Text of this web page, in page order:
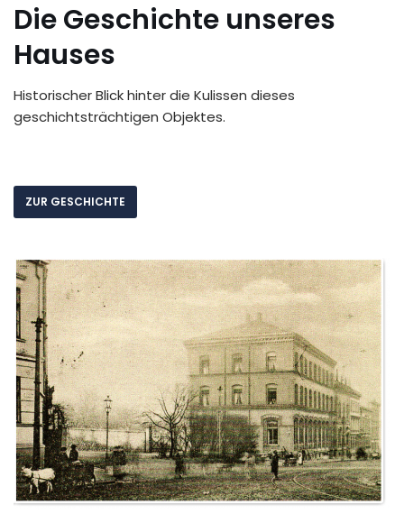
Die Geschichte unseres
Hauses
Historischer Blick hinter die Kulissen dieses
geschichtsträchtigen Objektes.
ZUR GESCHICHTE